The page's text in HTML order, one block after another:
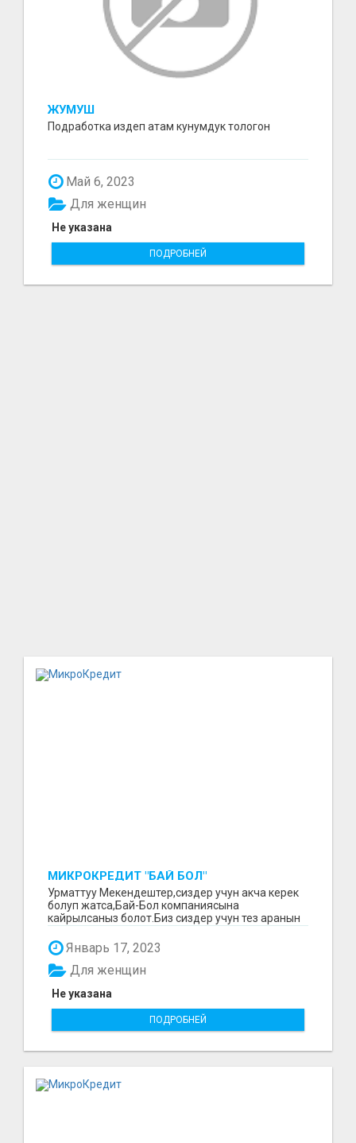
ЖУМУШ
Подработка издеп атам кунумдук тологон
Май 6, 2023
Не указана
Для женщин
ПОДРОБНЕЙ
МИКРОКРЕДИТ "БАЙ БОЛ"
Урматтуу Мекендештер,сиздер учун акча керек
болуп жатса,Бай-Бол компаниясына
кайрылсаныз болот.Биз сиздер учун тез аранын
Январь 17, 2023
Не указана
Для женщин
ПОДРОБНЕЙ